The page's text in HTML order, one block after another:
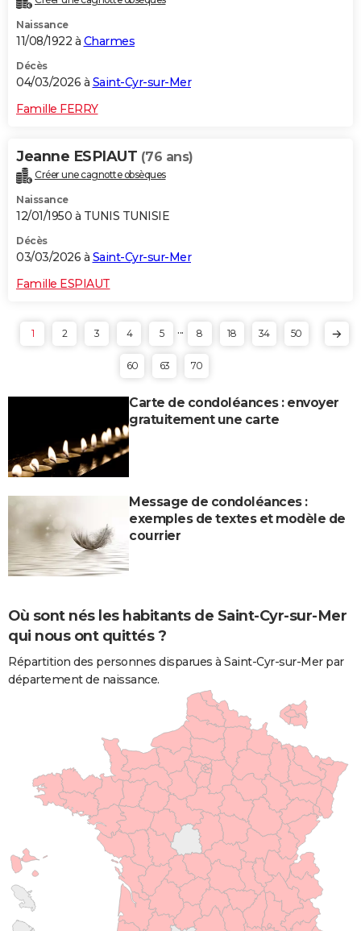
Naissance
11/08/1922 à Charmes
Décès
04/03/2026 à Saint-Cyr-sur-Mer
Famille FERRY
Jeanne ESPIAUT (76 ans)
Créer une cagnotte obsèques
Naissance
12/01/1950 à TUNIS TUNISIE
Décès
03/03/2026 à Saint-Cyr-sur-Mer
Famille ESPIAUT
1 2 3 4 5 ... 8 18 34 50
60 63 70
Carte de condoléances : envoyer
gratuitement une carte
Message de condoléances :
exemples de textes et modèle de
courrier
Où sont nés les habitants de Saint-Cyr-sur-Mer
qui nous ont quittés ?
Répartition des personnes disparues à Saint-Cyr-sur-Mer par
département de naissance.